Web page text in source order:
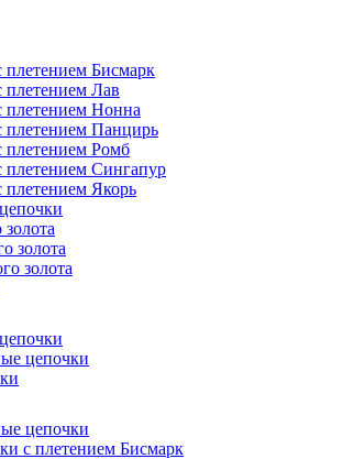
плетением Бисмарк
плетением Лав
плетением Нонна
плетением Панцирь
плетением Ромб
плетением Сингапур
плетением Якорь
золота
золота
цепочки
цепочки
с плетением Бисмарк